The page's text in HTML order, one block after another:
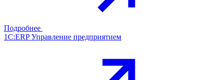
Подробнее
1С:ERP Управление предприятием